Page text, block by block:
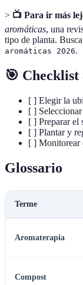
> 📺 Para ir más
aromáticas, una
tipo de planta.
aromáticas 2026.
🎯 Checklist
[ ] Elegir la
[ ]
[ ] Preparar el
[ ] Plantar y
[ ] Monitorear
Glossario
Terme
Aromaterapia
Compost